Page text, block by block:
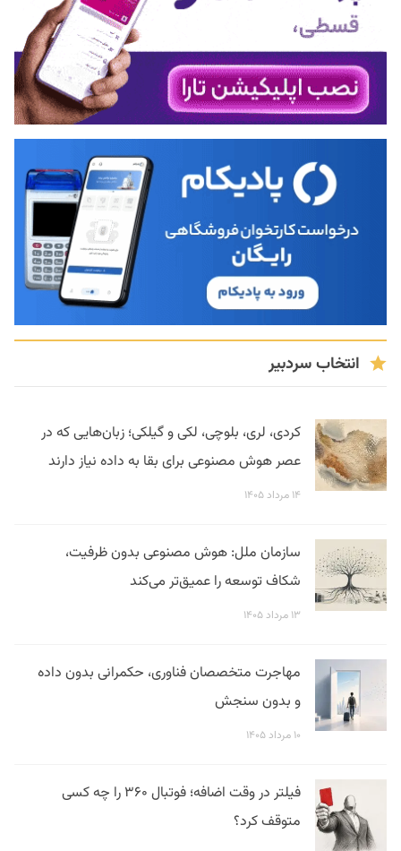
انتخاب سردبیر
کردی، لری، بلوچی، لکی و گیلکی؛ زبان‌هایی که در
عصر هوش مصنوعی برای بقا به داده نیاز دارند
۱۴ مرداد ۱۴۰۵
سازمان ملل: هوش مصنوعی بدون ظرفیت،
شکاف توسعه را عمیق‌تر می‌کند
۱۳ مرداد ۱۴۰۵
مهاجرت متخصصان فناوری، حکمرانی بدون داده
و بدون سنجش
۱۰ مرداد ۱۴۰۵
فیلتر در وقت اضافه؛ فوتبال ۳۶۰ را چه کسی
متوقف کرد؟